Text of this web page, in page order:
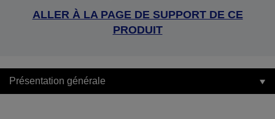
ALLER À LA PAGE DE SUPPORT DE CE
PRODUIT
Présentation générale